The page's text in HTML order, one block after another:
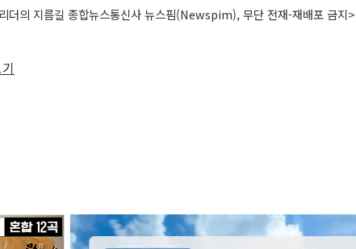
더의 지름길 종합뉴스통신사 뉴스핌(Newspim), 무단 전재-재배포 금지>